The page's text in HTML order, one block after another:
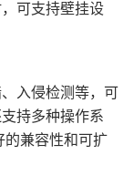
可支持壁挂设
入侵检测等，可
持多种操作系
的兼容性和可扩